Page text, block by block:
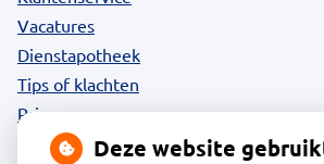
Vacatures
Dienstapotheek
Tips of klachten
Privacy
Deze website